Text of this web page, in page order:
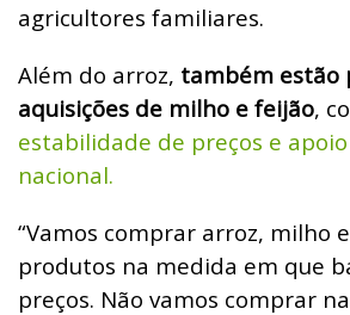
agricultores familiares.
Além do arroz, também estão
aquisições de milho e feijão,
estabilidade de preços e
nacional.
“Vamos comprar arroz, milho
produtos na medida em que
preços. Não vamos comprar